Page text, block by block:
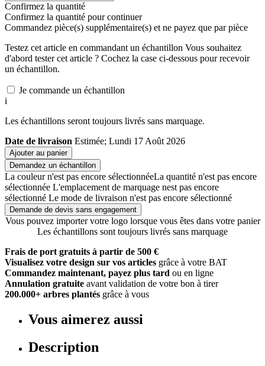
Confirmez la quantité
Confirmez la quantité pour continuer
Commandez pièce(s) supplémentaire(s) et ne payez que par pièce
Testez cet article en commandant un échantillon Vous souhaitez
d'abord tester cet article ? Cochez la case ci-dessous pour recevoir
un échantillon.
Je commande un échantillon
i
Les échantillons seront toujours livrés sans marquage.
Date de livraison Estimée; Lundi 17 Août 2026
Ajouter au panier
Demandez un échantillon
La couleur n'est pas encore sélectionnéeLa quantité n'est pas encore
sélectionnée L'emplacement de marquage nest pas encore
sélectionné Le mode de livraison n'est pas encore sélectionné
Demande de devis sans engagement
Vous pouvez importer votre logo lorsque vous êtes dans votre panier
Les échantillons sont toujours livrés sans marquage
Frais de port gratuits à partir de 500 €
Visualisez votre design sur vos articles grâce à votre BAT
Commandez maintenant, payez plus tard ou en ligne
Annulation gratuite avant validation de votre bon à tirer
200.000+ arbres plantés grâce à vous
Vous aimerez aussi
Description